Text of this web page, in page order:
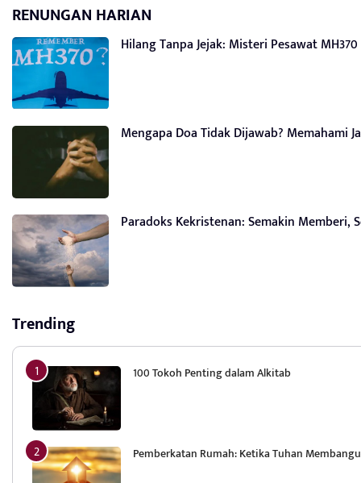
RENUNGAN HARIAN
Hilang Tanpa Jejak: Misteri Pesawat
Mengapa Doa Tidak Dijawab? Memahami
Paradoks Kekristenan: Semakin Memberi,
Trending
100 Tokoh Penting dalam Alkitab
Pemberkatan Rumah: Ketika Tuhan